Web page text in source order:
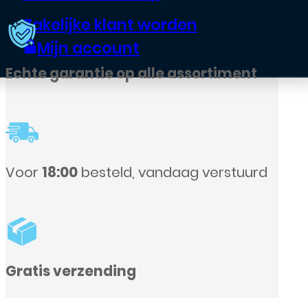
Zakelijke klant worden
Mijn account
Echte garantie op alle assortiment
Voor 18:00 besteld, vandaag verstuurd
Gratis verzending